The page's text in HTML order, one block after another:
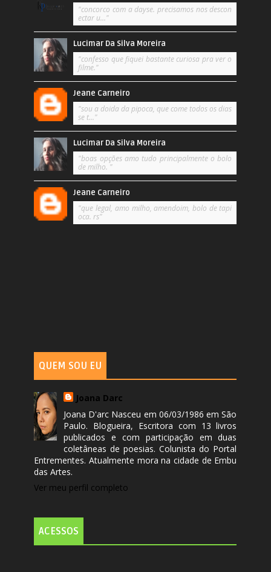
"concorco com a dayse. precisamos nos descon
ectar u..."
Lucimar Da Silva Moreira
"confesso que fiquei bastante curiosa pra ver o
filme."
Jeane Carneiro
"sou a doida da pipoca, que come todos os dias
se t..."
Lucimar Da Silva Moreira
"boas opções amo tudo principalmente o bolo
de milho. "
Jeane Carneiro
"que legal, amo milho, amendoim, bolo de tapi
oca. rs"
QUEM SOU EU
Joana Darc
Joana D'arc Nasceu em 06/03/1986 em São
Paulo. Blogueira, Escritora com 13 livros
publicados e com participação em duas
coletâneas de poesias. Colunista do Portal
Entrementes. Atualmente mora na cidade de Embu
das Artes.
Ver meu perfil completo
ACESSOS